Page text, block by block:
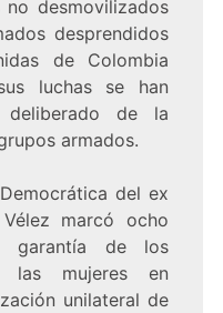
desmovilizados
desprendidos
de Colombia
luchas se han
de la
armados.
del ex
marcó ocho
garantía de los
las mujeres en
unilateral de